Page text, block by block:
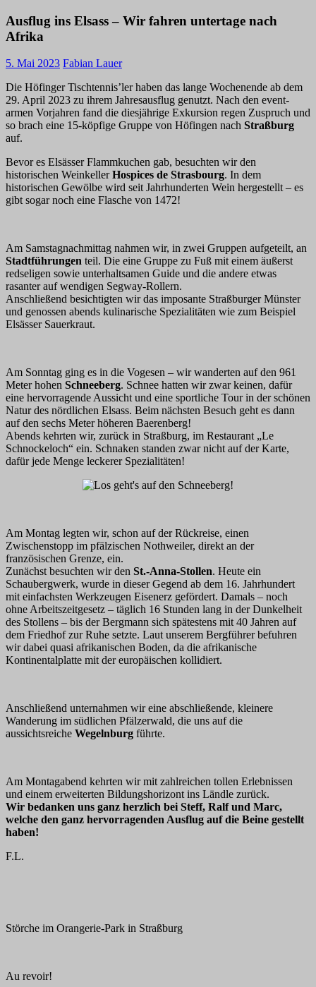
Ausflug ins Elsass – Wir fahren untertage nach
Afrika
5. Mai 2023 Fabian Lauer
Die Höfinger Tischtennis’ler haben das lange Wochenende ab dem
29. April 2023 zu ihrem Jahresausflug genutzt. Nach den event-
armen Vorjahren fand die diesjährige Exkursion regen Zuspruch und
so brach eine 15-köpfige Gruppe von Höfingen nach Straßburg
auf.
Bevor es Elsässer Flammkuchen gab, besuchten wir den
historischen WeinkellerHospices de Strasbourg. In dem
historischen Gewölbe wird seit Jahrhunderten Wein hergestellt – es
gibt sogar noch eine Flasche von 1472!
Am Samstagnachmittag nahmen wir, in zwei Gruppen aufgeteilt, an
Stadtführungen teil. Die eine Gruppe zu Fuß mit einem äußerst
redseligen sowie unterhaltsamen Guide und die andere etwas
rasanter auf wendigen Segway-Rollern.
Anschließend besichtigten wir das imposante Straßburger Münster
und genossen abends kulinarische Spezialitäten wie zum Beispiel
Elsässer Sauerkraut.
Am Sonntag ging es in die Vogesen – wir wanderten auf den 961
Meter hohen Schneeberg. Schnee hatten wir zwar keinen, dafür
eine hervorragende Aussicht und eine sportliche Tour in der schönen
Natur des nördlichen Elsass. Beim nächsten Besuch geht es dann
auf den sechs Meter höheren Baerenberg!
Abends kehrten wir, zurück in Straßburg, im Restaurant „Le
Schnockeloch“ ein. Schnaken standen zwar nicht auf der Karte,
dafür jede Menge leckerer Spezialitäten!
Am Montag legten wir, schon auf der Rückreise, einen
Zwischenstopp im pfälzischen Nothweiler, direkt an der
französischen Grenze, ein.
Zunächst besuchten wir den St.-Anna-Stollen. Heute ein
Schaubergwerk, wurde in dieser Gegend ab dem 16. Jahrhundert
mit einfachsten Werkzeugen Eisenerz gefördert. Damals – noch
ohne Arbeitszeitgesetz – täglich 16 Stunden lang in der Dunkelheit
des Stollens – bis der Bergmann sich spätestens mit 40 Jahren auf
dem Friedhof zur Ruhe setzte. Laut unserem Bergführer befuhren
wir dabei quasi afrikanischen Boden, da die afrikanische
Kontinentalplatte mit der europäischen kollidiert.
Anschließend unternahmen wir eine abschließende, kleinere
Wanderung im südlichen Pfälzerwald, die uns auf die
aussichtsreiche Wegelnburg führte.
Am Montagabend kehrten wir mit zahlreichen tollen Erlebnissen
und einem erweiterten Bildungshorizont ins Ländle zurück.
Wir bedanken uns ganz herzlich bei Steff, Ralf und Marc,
welche den ganz hervorragenden Ausflug auf die Beine gestellt
haben!
F.L.
Störche im Orangerie-Park in Straßburg
Au revoir!